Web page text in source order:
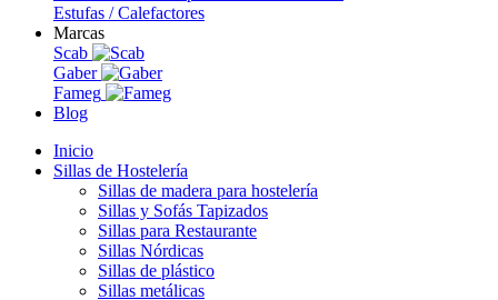
Estufas / Calefactores
Marcas
Scab
Gaber
Fameg
Blog
Inicio
Sillas de Hostelería
Sillas de madera para hostelería
Sillas y Sofás Tapizados
Sillas para Restaurante
Sillas Nórdicas
Sillas de plástico
Sillas metálicas